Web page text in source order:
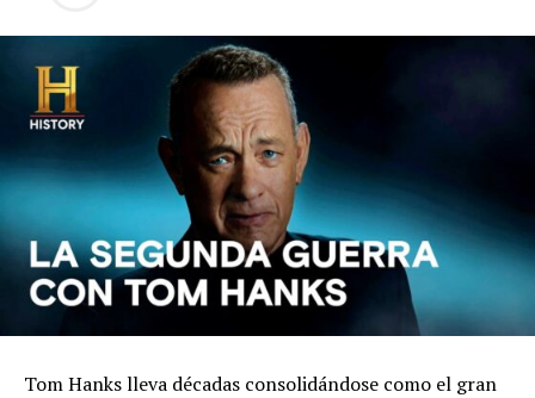
Tom Hanks lleva décadas consolidándose como el gran